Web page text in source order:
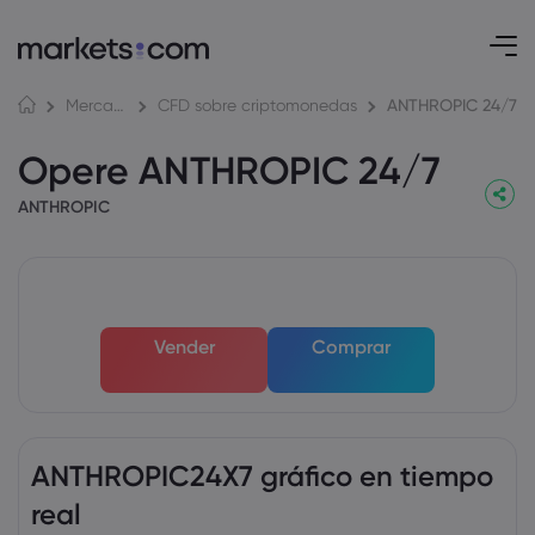
Mercados CFD sobre criptomonedas ANTHROPIC 24/7
Opere ANTHROPIC 24/7
ANTHROPIC
Vender Comprar
ANTHROPIC24X7 gráfico en tiempo
real